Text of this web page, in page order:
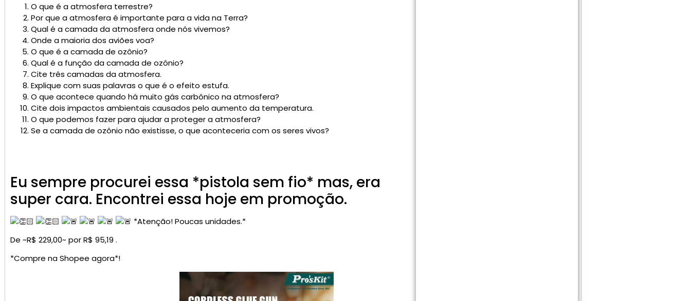
O que é a atmosfera terrestre?
Por que a atmosfera é importante para a vida na Terra?
Qual é a camada da atmosfera onde nós vivemos?
Onde a maioria dos aviões voa?
O que é a camada de ozônio?
Qual é a função da camada de ozônio?
Cite três camadas da atmosfera.
Explique com suas palavras o que é o efeito estufa.
O que acontece quando há muito gás carbônico na atmosfera?
Cite dois impactos ambientais causados pelo aumento da temperatura.
O que podemos fazer para ajudar a proteger a atmosfera?
Se a camada de ozônio não existisse, o que aconteceria com os seres vivos?
Eu sempre procurei essa *pistola sem fio* mas, era
super cara. Encontrei essa hoje em promoção.
*Atenção! Poucas unidades.*
De ~R$ 229,00~ por R$ 95,19 .
*Compre na Shopee agora*!